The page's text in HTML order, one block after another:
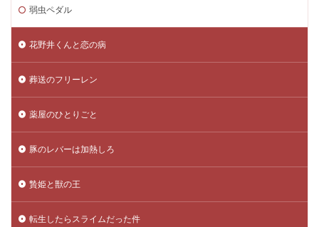
弱虫ペダル
花野井くんと恋の病
葬送のフリーレン
薬屋のひとりごと
豚のレバーは加熱しろ
贄姫と獣の王
転生したらスライムだった件